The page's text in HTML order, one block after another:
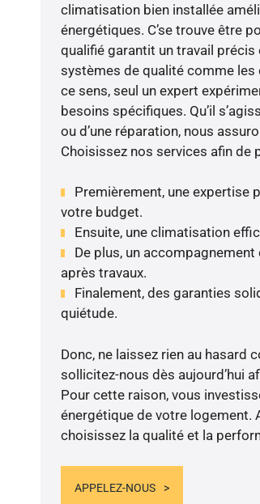
climatisation bien installée
énergétiques. C’se trouve être
qualifié garantit un travail précis
systèmes de qualité comme
ce sens, seul un expert
besoins spécifiques. Qu’il
ou d’une réparation, nous
Choisissez nos services afin de
Premièrement, une expertise
votre budget.
Ensuite, une climatisation
De plus, un
après travaux.
Finalement, des garanties
quiétude.
Donc, ne laissez rien au hasard
sollicitez-nous dès aujourd’hui
Pour cette raison, vous
énergétique de votre logement.
choisissez la qualité et la
APPELEZ-NOUS